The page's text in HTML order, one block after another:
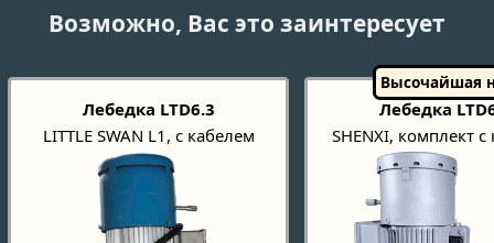
Возможно, Вас это заинтересует
Лебедка LTD6.3
LITTLE SWAN L1, с кабелем
Лебедка
SHENXI, комплект